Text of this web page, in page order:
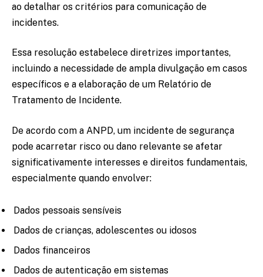
ao detalhar os critérios para comunicação de
incidentes.
Essa resolução estabelece diretrizes importantes,
incluindo a necessidade de ampla divulgação em casos
específicos e a elaboração de um Relatório de
Tratamento de Incidente.
De acordo com a ANPD, um incidente de segurança
pode acarretar risco ou dano relevante se afetar
significativamente interesses e direitos fundamentais,
especialmente quando envolver:
Dados pessoais sensíveis
Dados de crianças, adolescentes ou idosos
Dados financeiros
Dados de autenticação em sistemas